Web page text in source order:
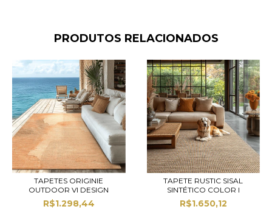
PRODUTOS RELACIONADOS
TAPETES ORIGINIE
OUTDOOR VI DESIGN
R$1.298,44
TAPETE RUSTIC SISAL
SINTÉTICO COLOR I
R$1.650,12